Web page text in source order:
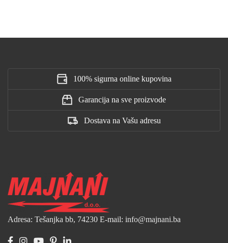
100% sigurna online kupovina
Garancija na sve proizvode
Dostava na Vašu adresu
Adresa: Tešanjka bb, 74230 E-mail: info@majnani.ba